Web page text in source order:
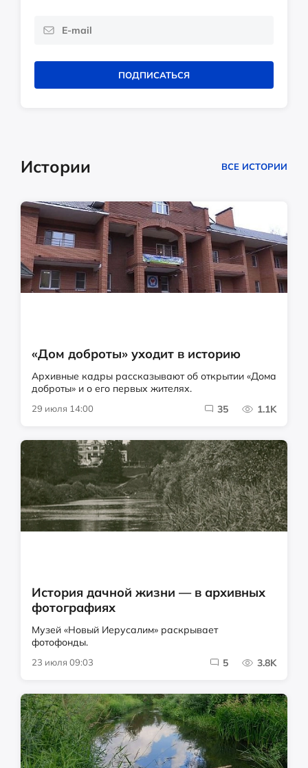
ПОДПИСАТЬСЯ
Истории ВСЕ ИСТОРИИ
«Дом доброты» уходит в историю
Архивные кадры рассказывают об открытии «Дома
доброты» и о его первых жителях.
29 июля 14:00 35 1.1K
История дачной жизни — в архивных
фотографиях
Музей «Новый Иерусалим» раскрывает
фотофонды.
23 июля 09:03 5 3.8K